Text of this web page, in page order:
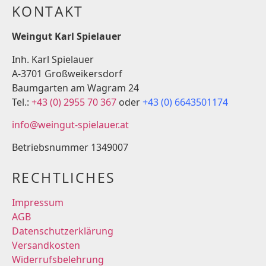
KONTAKT
Weingut Karl Spielauer
Inh. Karl Spielauer
A-3701 Großweikersdorf
Baumgarten am Wagram 24
Tel.: +43 (0) 2955 70 367 oder+43 (0) 6643501174
info@weingut-spielauer.at
Betriebsnummer 1349007
RECHTLICHES
Impressum
AGB
Datenschutzerklärung
Versandkosten
Widerrufsbelehrung